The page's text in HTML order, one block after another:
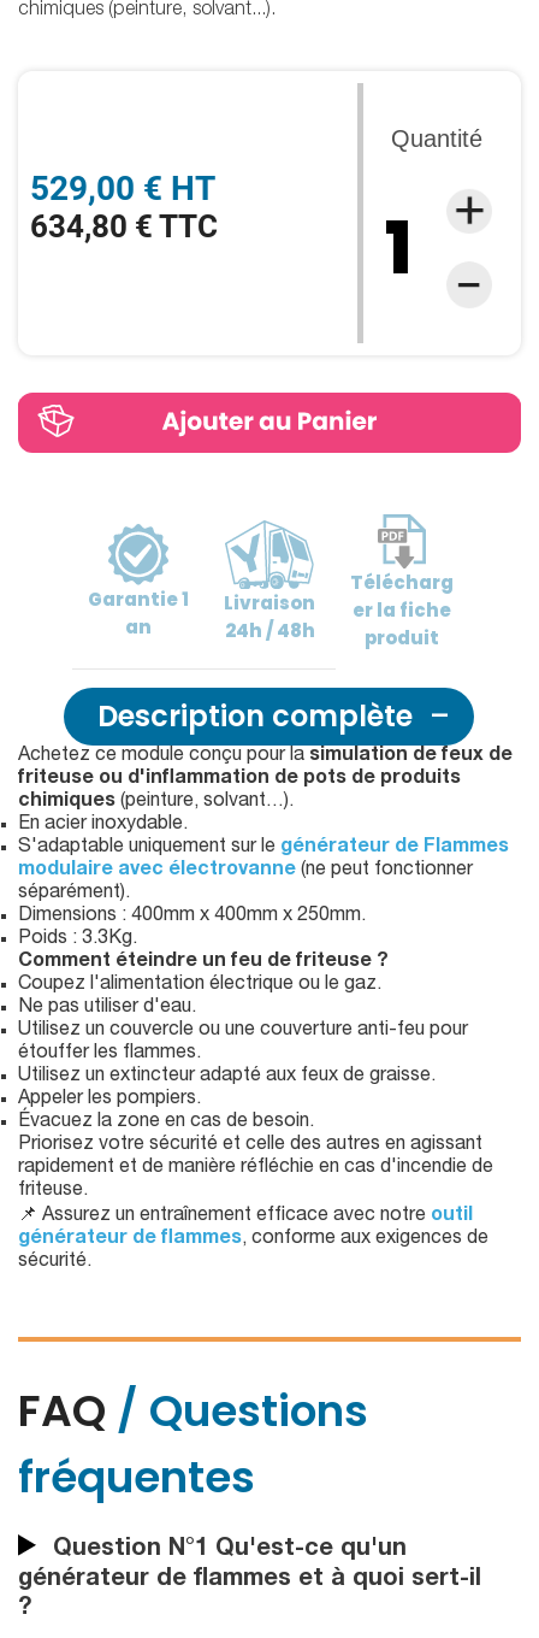
529,00 € HT
634,80 € TTC
Quantité
chimiques (peinture, solvant...).
Garantie1
an
Livraison
24h / 48h
Télécharg
erla fiche
produit
Description complète
Achetez ce module conçu pour la simulation de feux de
friteuse ou d'inflammation de pots de produits
chimiques (peinture, solvant…).
En acier inoxydable.
S'adaptable uniquement sur le générateur de Flammes
modulaire avec électrovanne (ne peut fonctionner
séparément).
Dimensions : 400mm x 400mm x 250mm.
Poids : 3.3Kg.
Comment éteindre un feu de friteuse ?
Coupez l'alimentation électrique ou le gaz.
Ne pas utiliser d'eau.
Utilisez un couvercle ou une couverture anti-feu pour
étouffer les flammes.
Utilisez un extincteur adapté aux feux de graisse.
Appeler les pompiers.
Évacuez la zone en cas de besoin.
Priorisez votre sécurité et celle des autres en agissant
rapidement et de manière réfléchie en cas d'incendie de
friteuse.
📌 Assurez un entraînement efficace avec notre outil
générateur de flammes, conforme aux exigences de
sécurité.
FAQ / Questions
fréquentes
Question N°1 Qu'est-ce qu'un
générateur de flammes et à quoi sert-il
?